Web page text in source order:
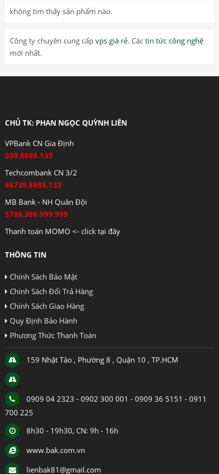
không tìm thấy sản phẩm nào.
Công ty chuyên cung cấp vps giá rẻ. Các tin tức công nghệ
mới nhất.
CHỦ TK: PHAN NGỌC QUỲNH LIÊN
VPBank CN Gia Định
039.8888.133
Techcombank CN 3/2
56739.8888.133
MB Bank - NH Quân Đội
5788.386.999.999
Thanh toán MOMO <- click tại đây
THÔNG TIN
Chính Sách Bảo Mật
Chính Sách Đổi Trả Hàng
Chính Sách Giao Hàng
Quy Định Bảo Hành
Phương Thức Thanh Toán
159 Nhật Tảo , Phường 8 , Quận 10 , TP.HCM
0909 04 2323 - 0902 300 001 - 0909 36 5151 - 0911
700 225
8h30 - 19h30, CN: 9h - 16h
www.bak.com.vn
lienbak81@gmail.com